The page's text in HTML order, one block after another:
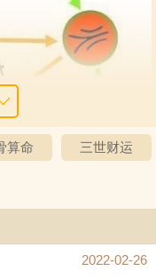
算命 三世财运
2022-02-26